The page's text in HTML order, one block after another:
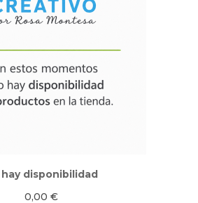
hay disponibilidad
0,00 €